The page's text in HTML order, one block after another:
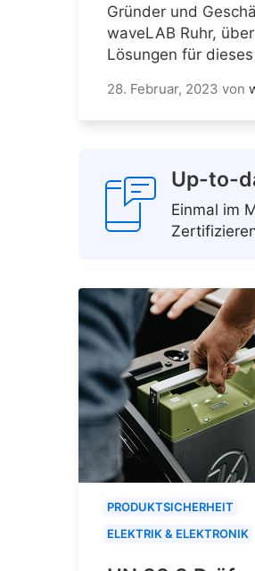
Gründer und
waveLAB Ruhr,
Lösungen für
28. Februar, 2023 von
Up-to-
Einmal im
PRODUKTSICHERHEIT
ELEKTRIK & ELEKTRONIK